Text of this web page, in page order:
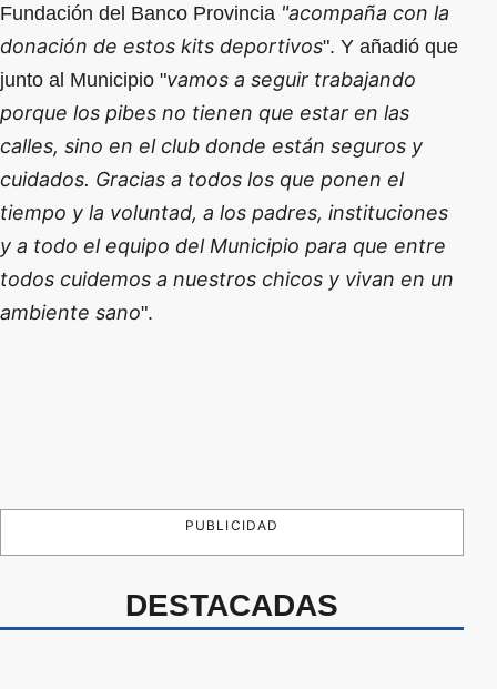
Fundación del Banco Provincia "acompaña con la
donación de estos kits deportivos". Y añadió que
junto al Municipio "vamos a seguir trabajando
porque los pibes no tienen que estar en las
calles, sino en el club donde están seguros y
cuidados. Gracias a todos los que ponen el
tiempo y la voluntad, a los padres, instituciones
y a todo el equipo del Municipio para que entre
todos cuidemos a nuestros chicos y vivan en un
ambiente sano".
PUBLICIDAD
DESTACADAS